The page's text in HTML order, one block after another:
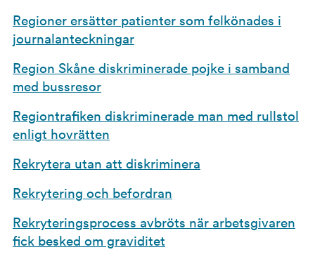
Regioner ersätter patienter som felkönades i
journalanteckningar
Region Skåne diskriminerade pojke i samband
med bussresor
Regiontrafiken diskriminerade man med rullstol
enligt hovrätten
Rekrytera utan att diskriminera
Rekrytering och befordran
Rekryteringsprocess avbröts när arbetsgivaren
fick besked om graviditet